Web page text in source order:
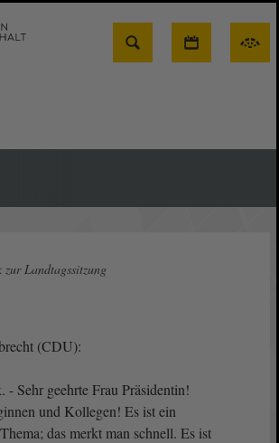
Suche
zur Landtagssitzung
(CDU):
- Sehr geehrte Frau Präsidentin!
und Kollegen! Es ist ein
das merkt man schnell. Es ist